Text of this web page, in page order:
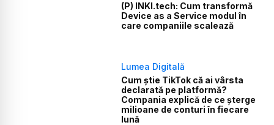
(P) INKI.tech: Cum transformă
Device as a Service modul în
care companiile scalează
Lumea Digitală
Cum știe TikTok că ai vârsta
declarată pe platformă?
Compania explică de ce șterge
milioane de conturi în fiecare
lună